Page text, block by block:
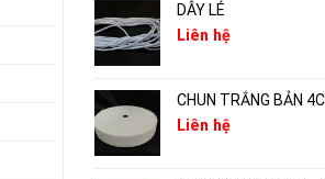
DÂY LÉ
Liên hệ
CHUN TRẮNG BẢN
Liên hệ